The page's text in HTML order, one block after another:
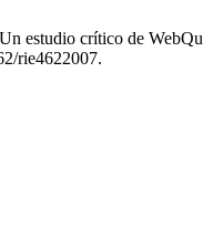
estudio crítico de
rie4622007.